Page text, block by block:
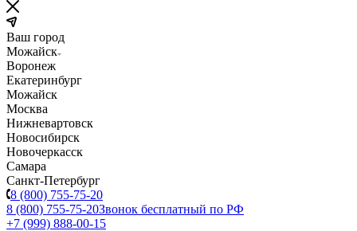
Ваш город
Можайск
Воронеж
Екатеринбург
Можайск
Москва
Нижневартовск
Новосибирск
Новочеркасск
Самара
Санкт-Петербург
8 (800) 755-75-20
8 (800) 755-75-20Звонок бесплатный по РФ
+7 (999) 888-00-15